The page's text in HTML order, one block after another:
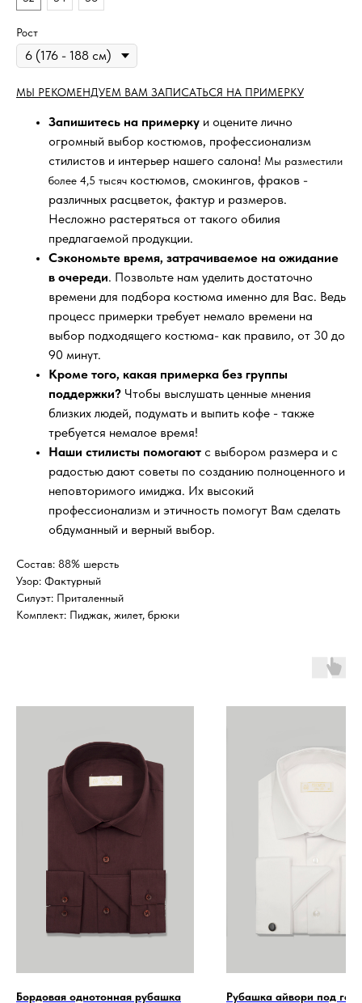
Рост
МЫ РЕКОМЕНДУЕМ ВАМ ЗАПИСАТЬСЯ НА ПРИМЕРКУ
Запишитесь на примерку и оцените лично
огромный выбор костюмов, профессионализм
стилистов и интерьер нашего салона! Мы разместили
более 4,5 тысяч костюмов, смокингов, фраков -
различных расцветок, фактур и размеров.
Несложно растеряться от такого обилия
предлагаемой продукции.
Сэкономьте время, затрачиваемое на ожидание
в очереди. Позвольте нам уделить достаточно
времени для подбора костюма именно для Вас. Ведь
процесс примерки требует немало времени на
выбор подходящего костюма- как правило, от 30 до
90 минут.
Кроме того, какая примерка без группы
поддержки? Чтобы выслушать ценные мнения
близких людей, подумать и выпить кофе - также
требуется немалое время!
Наши стилисты помогают с выбором размера и с
радостью дают советы по созданию полноценного и
неповторимого имиджа. Их высокий
профессионализм и этичность помогут Вам сделать
обдуманный и верный выбор.
Состав: 88% шерсть
Узор: Фактурный
Силуэт: Приталенный
Комплект: Пиджак, жилет, брюки
Бордовая однотонная рубашка Рубашка айвори под